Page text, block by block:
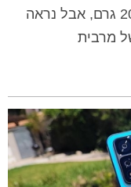
עובי של 8.3 מ"מ ומשקל נכבד של 204 גרם, אבל נראה
מרבית